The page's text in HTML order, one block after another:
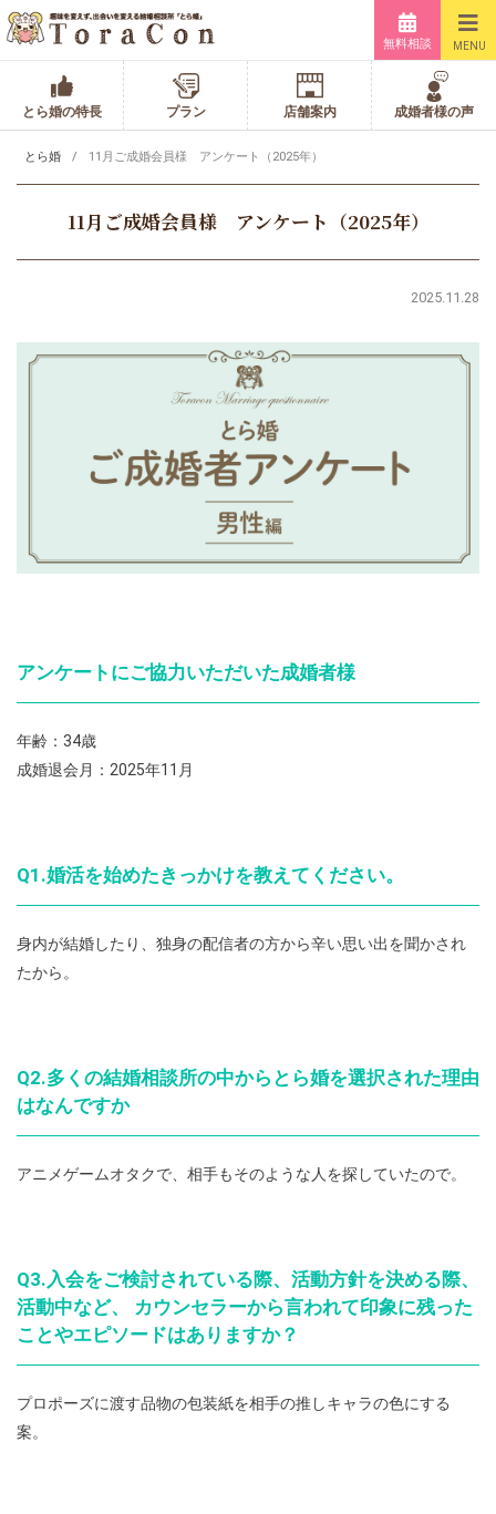
無料相談 MENU
とら婚の特長 プラン 店舗案内 成婚者様の声
とら婚 11月ご成婚会員様 アンケート（2025年）
11月ご成婚会員様 アンケート（2025年）
2025.11.28
アンケートにご協力いただいた成婚者様
年齢：34歳
成婚退会月：2025年11月
Q1.婚活を始めたきっかけを教えてください。
身内が結婚したり、独身の配信者の方から辛い思い出を聞かされ
たから。
Q2.多くの結婚相談所の中からとら婚を選択された理由
はなんですか
アニメゲームオタクで、相手もそのような人を探していたので。
Q3.入会をご検討されている際、活動方針を決める際、
活動中など、 カウンセラーから言われて印象に残った
ことやエピソードはありますか？
プロポーズに渡す品物の包装紙を相手の推しキャラの色にする
案。